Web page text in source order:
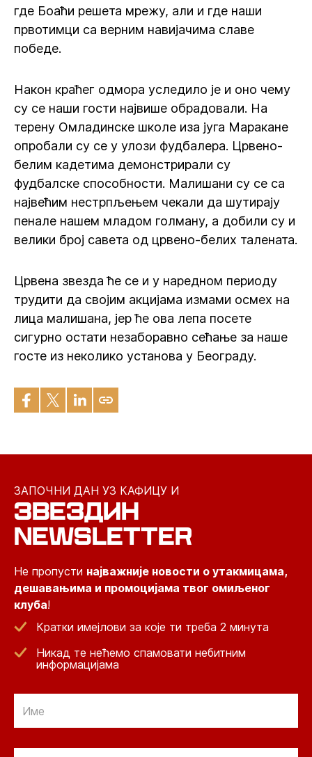
где Боаћи решета мрежу, али и где наши
првотимци са верним навијачима славе
победе.
Након краћег одмора уследило је и оно чему
су се наши гости највише обрадовали. На
терену Омладинске школе иза југа Маракане
опробали су се у улози фудбалера. Црвено-
белим кадетима демонстрирали су
фудбалске способности. Малишани су се са
највећим нестрпљењем чекали да шутирају
пенале нашем младом голману, а добили су и
велики број савета од црвено-белих талената.
Црвена звезда ће се и у наредном периоду
трудити да својим акцијама измами осмех на
лица малишана, јер ће ова лепа посете
сигурно остати незаборавно сећање за наше
госте из неколико установа у Београду.
ЗАПОЧНИ ДАН УЗ КАФИЦУ И
ЗВЕЗДИН
NEWSLETTER
Не пропусти најважније новости о утакмицама,
дешавањима и промоцијама твог омиљеног
клуба!
Кратки имејлови за које ти треба 2 минута
Никад те нећемо спамовати небитним
информацијама